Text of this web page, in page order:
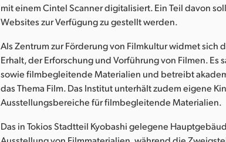
mit einem Cintel Scanner digitalisiert. Ein Teil davon
Websites zur Verfügung zu gestellt werden.
Als Zentrum zur Förderung von Filmkultur widmet sich
Erhalt, der Erforschung und Vorführung von Filmen. Es
sowie filmbegleitende Materialien und betreibt
das Thema Film. Das Institut unterhält zudem eigene
Ausstellungsbereiche für filmbegleitende Materialien.
Das in Tokios Stadtteil Kyobashi gelegene